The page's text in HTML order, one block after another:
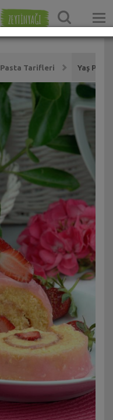
ZEYTİNYAĞI
Pasta Tarifleri Yaş